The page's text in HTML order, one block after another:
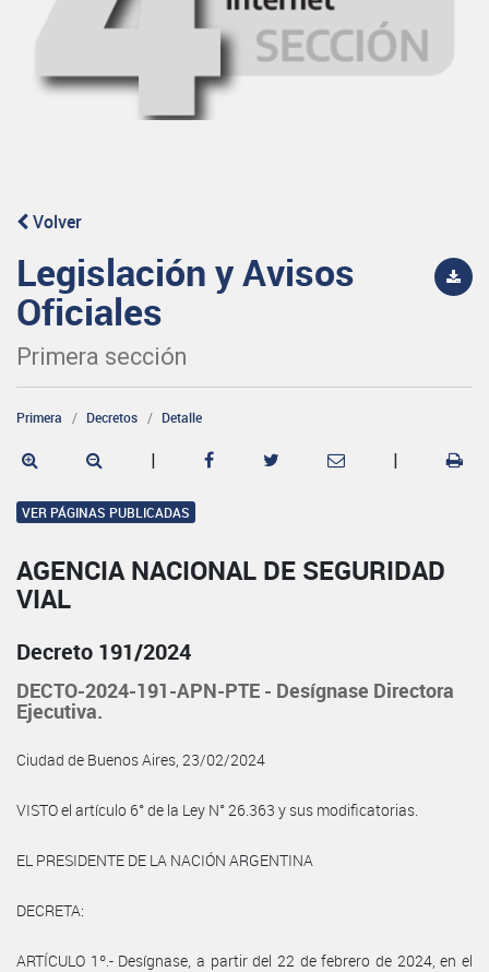
Volver
Legislación y Avisos
Oficiales
Primera sección
Primera Decretos Detalle
| |
VER PÁGINAS PUBLICADAS
AGENCIA NACIONAL DE SEGURIDAD
VIAL
Decreto 191/2024
DECTO-2024-191-APN-PTE - Desígnase Directora
Ejecutiva.
Ciudad de Buenos Aires, 23/02/2024
VISTO el artículo 6° de la Ley N° 26.363 y sus modificatorias.
EL PRESIDENTE DE LA NACIÓN ARGENTINA
DECRETA:
ARTÍCULO 1º.- Desígnase, a partir del 22 de febrero de 2024, en el